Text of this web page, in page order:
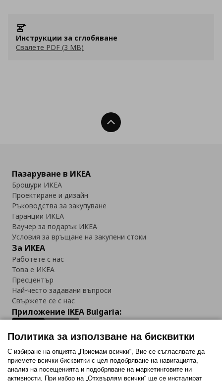
Инструкции за сглобяване
Свалете PDF (3 MB)
Нагоре
Пазаруване в ИКЕА
Брошури ИКЕА
Проектиране и дизайн
Ръководства за закупуване
Гаранции ИКЕА
Ваучер за подарък ИКЕА
Условия за връщане на закупени стоки
За ИКЕА
Работете с нас
Това е ИКЕА
Пресцентър
Най-често задавани въпроси
Свържете се с нас
Приложение IKEA Bulgaria:
Последвайте ни:
Политика за използване на бисквитки
С избиране на опцията „Приемам всички“, Вие се съгласявате да
приемете всички бисквитки с цел подобряване на навигацията,
анализ на посещенията и подобряване на маркетинговите ни
активности. При избор на „Отхвърлям всички“ ще се инсталират